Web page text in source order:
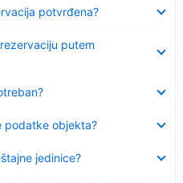
potvrđena?
putem
podatke objekta?
jedinice?